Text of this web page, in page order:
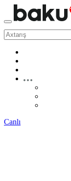
Canlı